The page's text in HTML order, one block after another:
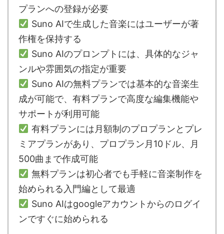
プランへの登録が必要
Suno AIで生成した音楽にはユーザーが著
作権を保持する
Suno AIのプロンプトには、具体的なジャ
ンルや雰囲気の指定が重要
Suno AIの無料プランでは基本的な音楽生
成が可能で、有料プランで高度な編集機能や
サポートが利用可能
有料プランには月額制のプロプランとプレ
ミアプランがあり、プロプラン月10ドル、月
500曲まで作成可能
無料プランは初心者でも手軽に音楽制作を
始められる入門編として最適
Suno AIはgoogleアカウントからのログイ
ンですぐに始められる